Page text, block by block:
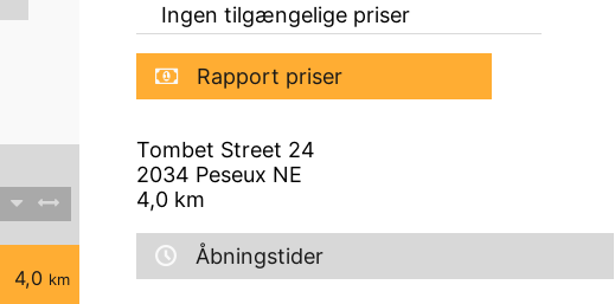
4,0 km
Ingen tilgængelige priser
Rapport priser
Tombet Street 24
2034 Peseux NE
4,0km
Åbningstider